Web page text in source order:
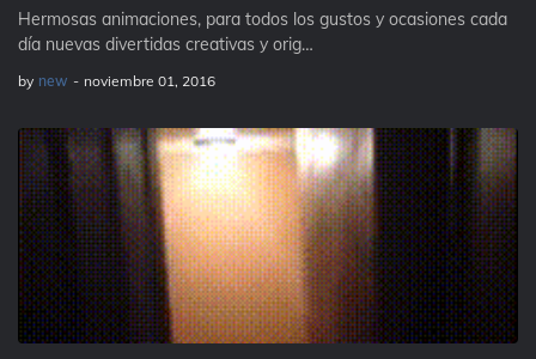
Hermosas animaciones, para todos los gustos y ocasiones cada
día nuevas divertidas creativas y orig…
by new - noviembre 01, 2016